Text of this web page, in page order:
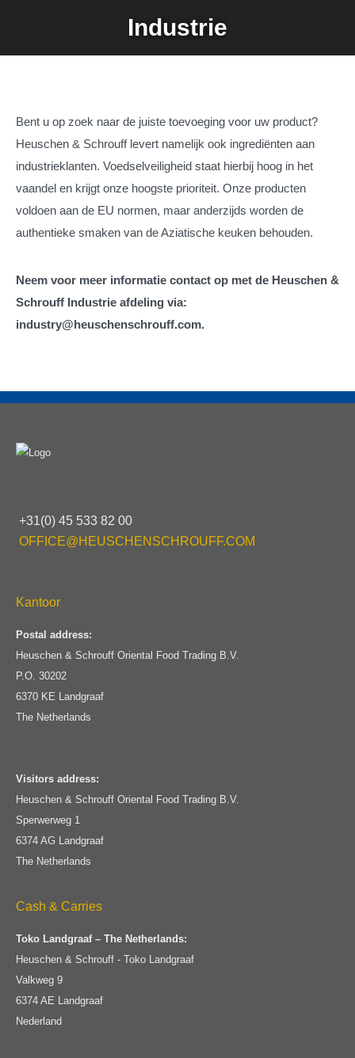
Industrie
Bent u op zoek naar de juiste toevoeging voor uw product?
Heuschen & Schrouff levert namelijk ook ingrediënten aan
industrieklanten. Voedselveiligheid staat hierbij hoog in het
vaandel en krijgt onze hoogste prioriteit. Onze producten
voldoen aan de EU normen, maar anderzijds worden de
authentieke smaken van de Aziatische keuken behouden.
Neem voor meer informatie contact op met de Heuschen &
Schrouff Industrie afdeling via:
industry@heuschenschrouff.com.
+31(0) 45 533 82 00
OFFICE@HEUSCHENSCHROUFF.COM
Kantoor
Postal address:
Heuschen & Schrouff Oriental Food Trading B.V.
P.O. 30202
6370 KE Landgraaf
The Netherlands
Visitors address:
Heuschen & Schrouff Oriental Food Trading B.V.
Sperwerweg 1
6374 AG Landgraaf
The Netherlands
Cash & Carries
Toko Landgraaf – The Netherlands:
Heuschen & Schrouff - Toko Landgraaf
Valkweg 9
6374 AE Landgraaf
Nederland